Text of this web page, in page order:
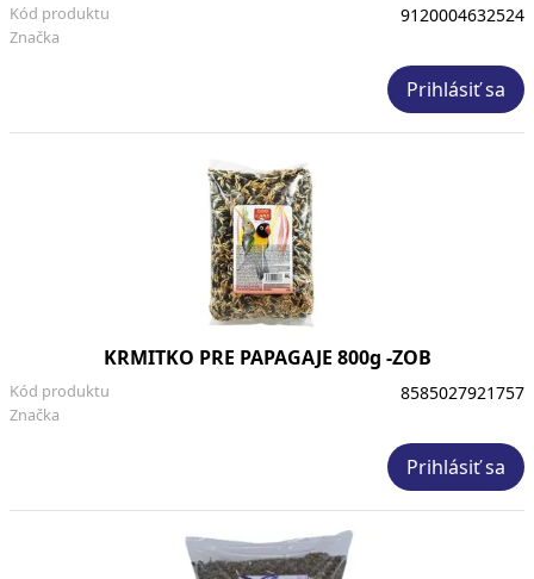
Značka
Kód produktu 9120004632524
Prihlásiť sa
KRMITKO PRE PAPAGAJE 800g -ZOB
Značka
Kód produktu 8585027921757
Prihlásiť sa